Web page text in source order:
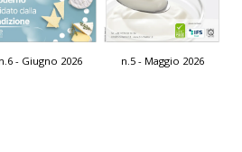
n.6 - Giugno 2026 n.5 - Maggio 2026